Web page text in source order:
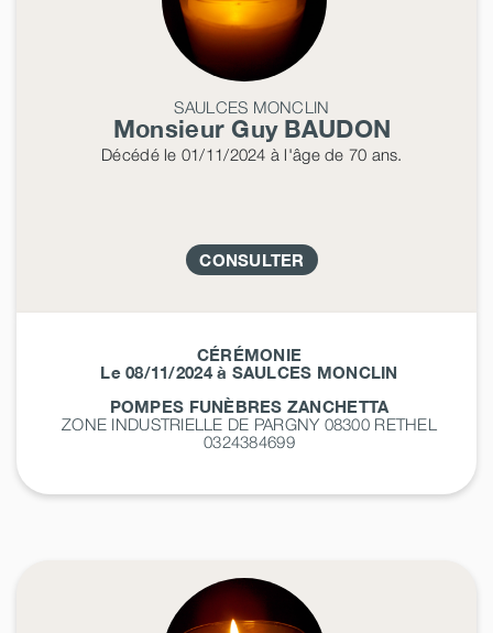
SAULCES MONCLIN
Monsieur Guy BAUDON
Décédéle 01/11/2024 à l'âge de 70 ans.
CONSULTER
CÉRÉMONIE
Le 08/11/2024 à SAULCES MONCLIN
POMPES FUNÈBRES ZANCHETTA
ZONE INDUSTRIELLE DE PARGNY 08300 RETHEL
0324384699